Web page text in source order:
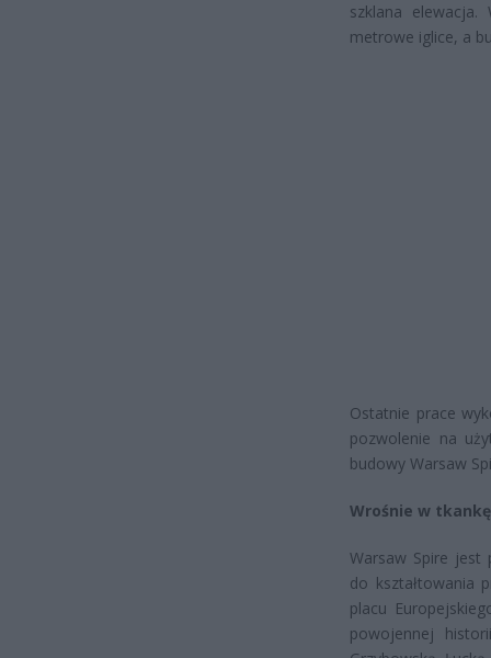
szklana
metrowe iglice, a
Ostatnie prace
pozwolenie na
budowy Warsaw
Wrośnie w
Warsaw Spire jest
do kształtowania
placu
powojennej